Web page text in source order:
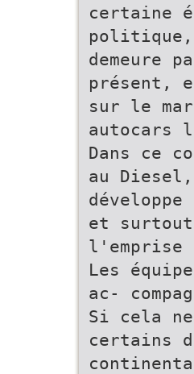
certaine
demeure
présent,
sur le
autocars
Dans ce
au
et
Les
ac-
Si cela
certains